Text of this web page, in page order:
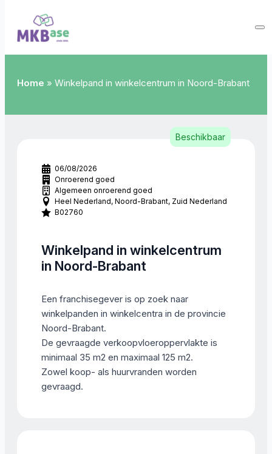
Home » Winkelpand in winkelcentrum in Noord-Brabant
06/08/2026
Onroerend goed
Algemeen onroerend goed
Heel Nederland Noord-Brabant Zuid Nederland
B02760
Winkelpand in winkelcentrum
in Noord-Brabant
Een franchisegever is op zoek naar
winkelpanden in winkelcentra in de provincie
Noord-Brabant.
De gevraagde verkoopvloeroppervlakte is
minimaal 35 m2 en maximaal 125 m2.
Zowel koop- als huurvranden worden
gevraagd.
Beschikbaar